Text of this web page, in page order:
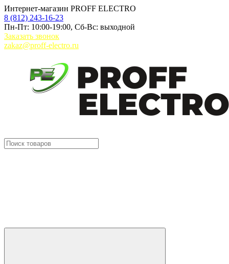
Интернет-магазин PROFF ELECTRO
8 (812) 243-16-23
Пн-Пт: 10:00-19:00, Сб-Вс: выходной
Заказать звонок
zakaz@proff-electro.ru